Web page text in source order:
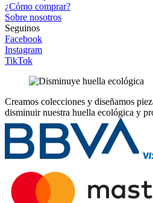
¿Cómo comprar?
Sobre nosotros
Seguinos
Facebook
Instagram
TikTok
Creamos colecciones y diseñamos
disminuir nuestra huella ecológica y